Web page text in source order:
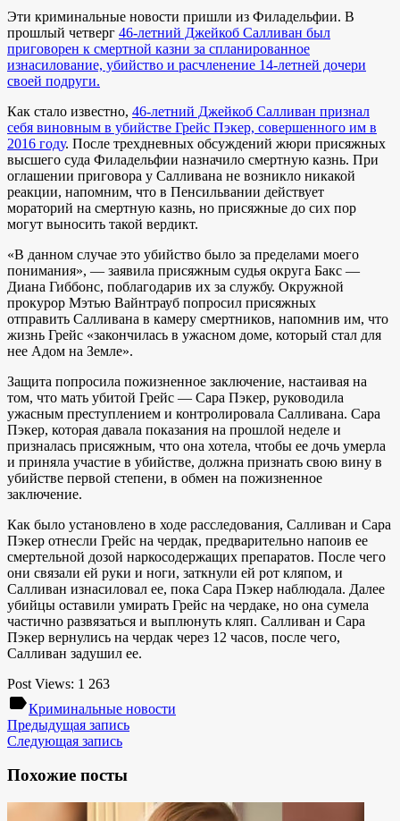
Эти криминальные новости пришли из Филадельфии. В
прошлый четверг 46-летний Джейкоб Салливан был
приговорен к смертной казни за спланированное
изнасилование, убийство и расчленение 14-летней дочери
своей подруги.
Как стало известно, 46-летний Джейкоб Салливан признал
себя виновным в убийстве Грейс Пэкер, совершенного им в
2016 году. После трехдневных обсуждений жюри присяжных
высшего суда Филадельфии назначило смертную казнь. При
оглашении приговора у Салливана не возникло никакой
реакции, напомним, что в Пенсильвании действует
мораторий на смертную казнь, но присяжные до сих пор
могут выносить такой вердикт.
«В данном случае это убийство было за пределами моего
понимания», — заявила присяжным судья округа Бакс —
Диана Гиббонс, поблагодарив их за службу. Окружной
прокурор Мэтью Вайнтрауб попросил присяжных
отправить Салливана в камеру смертников, напомнив им, что
жизнь Грейс «закончилась в ужасном доме, который стал для
нее Адом на Земле».
Защита попросила пожизненное заключение, настаивая на
том, что мать убитой Грейс — Сара Пэкер, руководила
ужасным преступлением и контролировала Салливана. Сара
Пэкер, которая давала показания на прошлой неделе и
призналась присяжным, что она хотела, чтобы ее дочь умерла
и приняла участие в убийстве, должна признать свою вину в
убийстве первой степени, в обмен на пожизненное
заключение.
Как было установлено в ходе расследования, Салливан и Сара
Пэкер отнесли Грейс на чердак, предварительно напоив ее
смертельной дозой наркосодержащих препаратов. После чего
они связали ей руки и ноги, заткнули ей рот кляпом, и
Салливан изнасиловал ее, пока Сара Пэкер наблюдала. Далее
убийцы оставили умирать Грейс на чердаке, но она сумела
частично развязаться и выплюнуть кляп. Салливан и Сара
Пэкер вернулись на чердак через 12 часов, после чего,
Салливан задушил ее.
Post Views: 1 263
labelКриминальные новости
Предыдущая запись
Следующая запись
Похожие посты